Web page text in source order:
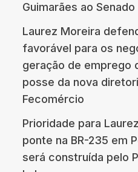
Guimarães ao Senado
Laurez Moreira
favorável para os
geração de emprego
posse da nova
Fecomércio
Prioridade para
ponte na BR-235 em
será construída pelo